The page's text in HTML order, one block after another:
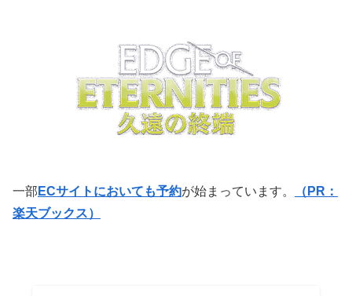
一部 ECサイトにおいても予約が始まっています。
（PR：
楽天ブックス）